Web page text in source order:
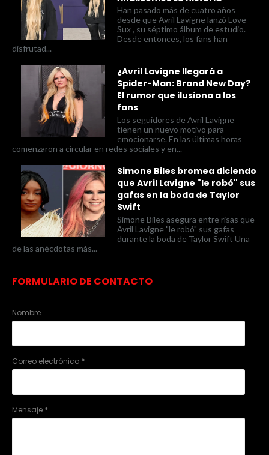
Han pasado más de cuatro años
desde que Avril Lavigne lanzó Love
Sux , su séptimo álbum de estudio.
Desde entonces, los fans han
disfrutad...
¿Avril Lavigne llegará a
Spider-Man: Brand New Day?
El rumor que ilusiona a los
fans
Los seguidores de Avril Lavigne
tienen un nuevo motivo para
emocionarse. En las últimas horas
comenzaron a circular en redes sociales y en...
Simone Biles bromea diciendo
que Avril Lavigne "le robó" sus
gafas en la boda de Taylor
Swift
Simone Biles asegura entre risas que
Avril Lavigne "le robó" sus gafas
durante la boda de Taylor Swift Una
de las anécdotas más...
FORMULARIO DE CONTACTO
Nombre
Correo electrónico *
Mensaje *